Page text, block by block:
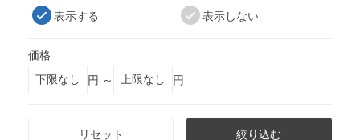
表示する
表示しない
価格
円 ～
円
リセット 絞り込む